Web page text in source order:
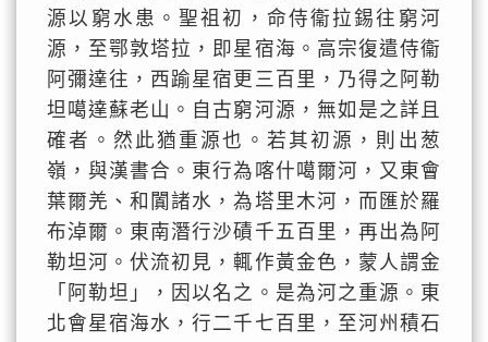
源以窮水患。聖祖初，命侍衞拉錫往窮河
源，至鄂敦塔拉，即星宿海。高宗復遣侍衞
阿彌達往，西踰星宿更三百里，乃得之阿勒
坦噶達蘇老山。自古窮河源，無如是之詳且
確者。然此猶重源也。若其初源，則出葱
嶺，與漢書合。東行為喀什噶爾河，又東會
葉爾羌、和闐諸水，為塔里木河，而匯於羅
布淖爾。東南潛行沙磧千五百里，再出為阿
勒坦河。伏流初見，輒作黃金色，蒙人謂金
「阿勒坦」，因以名之。是為河之重源。東
北會星宿海水，行二千七百里，至河州積石